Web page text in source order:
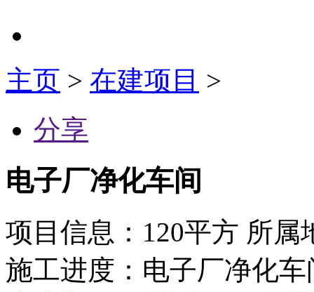
主页 > 在建项目 >
分享
电子厂净化车间
项目信息：120平方 所属
施工进度： 电子厂净化车